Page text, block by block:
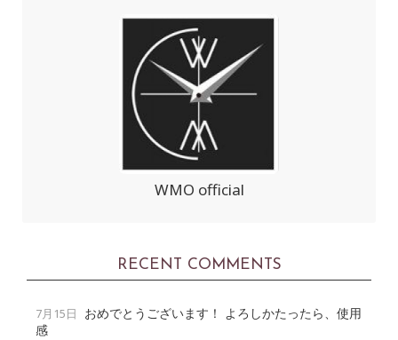
WMO official
RECENT COMMENTS
7月15日
おめでとうございます！ よろしかたったら、使用
感